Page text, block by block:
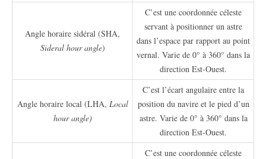
Angle horaire sidéral (SHA,
Sideral hour angle)
C’est une coordonnée céleste
servant à positionner un astre
dans l’espace par rapport au point
vernal. Varie de 0° à 360° dans la
direction Est-Ouest.
Angle horaire local (LHA, Local
hour angle)
C’est l’écart angulaire entre la
position du navire et le pied d’un
astre. Varie de 0° à 360° dans la
direction Est-Ouest.
C’est une coordonnée céleste